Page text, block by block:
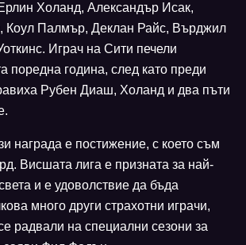
Холанд, Александър Исак,
Коул Палмър, Деклан Райс, Върджил
Играч на Сити печели
поредна година, след като преди
Рубен Диаш, Холанд и два пъти
награда е постижение, с което съм
Висшата лига е призната за най-
и е удоволствие да бъда
много други страхотни играчи,
радвали на специални сезони за